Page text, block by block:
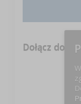
Dołącz do